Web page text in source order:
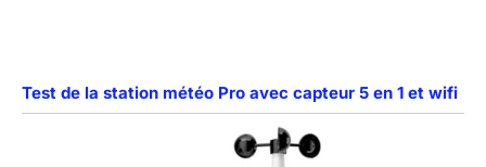
Test de la station météo Pro avec capteur 5 en 1 et wifi